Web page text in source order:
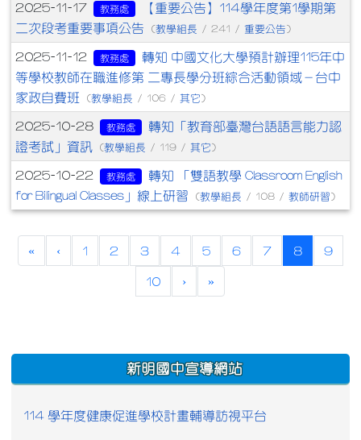
2025-11-17 教務處
【重要公告】114學年度第1學期第
二次段考重要事項公告
(教學組長 / 241 / 重要公告 )
2025-11-12 教務處
轉知 中國文化大學預計辦理115年中
等學校教師在職進修第 二專長學分班綜合活動領域－台中
家政自費班
(教學組長 / 106 / 其它 )
2025-10-28 教務處
轉知「教育部臺灣台語語言能力認
證考試」資訊
(教學組長 / 119 / 其它 )
2025-10-22 教務處
轉知 「雙語教學 Classroom English
for Bilingual Classes」線上研習
(教學組長 / 108 / 教師研習 )
« ‹ 1 2 3 4 5 6 7 8(current)
9
10 › »
:::
新明國中宣導網站
114 學年度健康促進學校計畫輔導訪視平台